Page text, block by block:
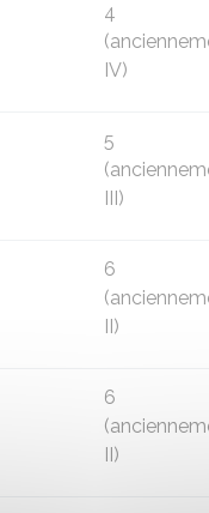
4
IV)
5
III)
6
II)
6
II)